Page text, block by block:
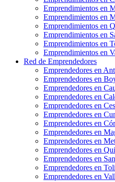
Emprendimientos en
Emprendimientos en
Emprendimientos en
Emprendimientos en
Emprendimientos en
Emprendimientos en
Red de Emprendedores
Emprendedores en
Emprendedores en
Emprendedores en
Emprendedores en
Emprendedores en
Emprendedores en
Emprendedores en
Emprendedores en
Emprendedores en
Emprendedores en
Emprendedores en
Emprendedores en
Emprendedores en